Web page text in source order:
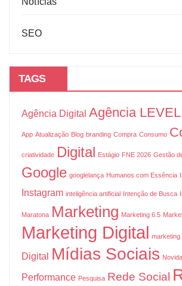
SEO
TAGS
Agência Digital Agência LEVEL
App Atualização Blog branding Compra Consumo
criatividade Digital Estágio FNE 2026 Gestão
Google googlelança Humanos com Essência
Instagram inteligência artificial Intenção de Busca
Maratona Marketing Marketing 6.5
Marketing Digital marketing
Digital Mídias Sociais
Performance Pesquisa Rede Social